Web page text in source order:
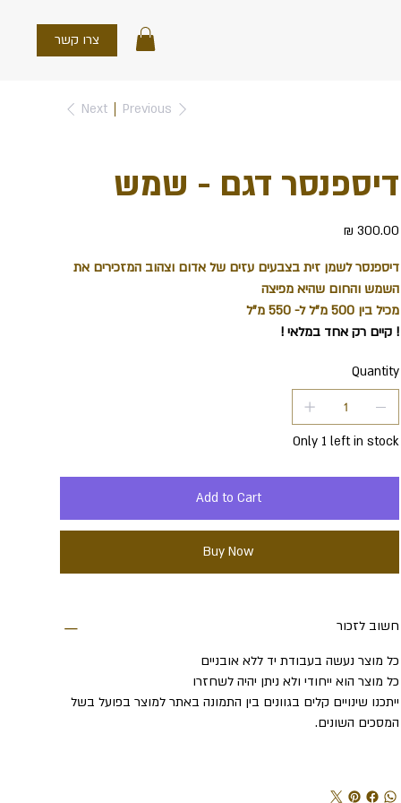
צרו קשר
Previous
Next
דיספנסר דגם - שמש
Price
דיספנסר לשמן זית בצבעים עזים של אדום וצהוב המזכירים את
השמש והחום שהיא מפיצה
מכיל בין 500 מ"ל ל- 550 מ"ל
! קיים רק אחד במלאי !
Quantity
Only 1 left in stock
Add to Cart
Buy Now
חשוב לזכור
כל מוצר נעשה בעבודת יד ללא אובניים
כל מוצר הוא ייחודי ולא ניתן יהיה לשחזרו
ייתכנו שינויים קלים בגוונים בין התמונה באתר למוצר בפועל בשל
המסכים השונים.